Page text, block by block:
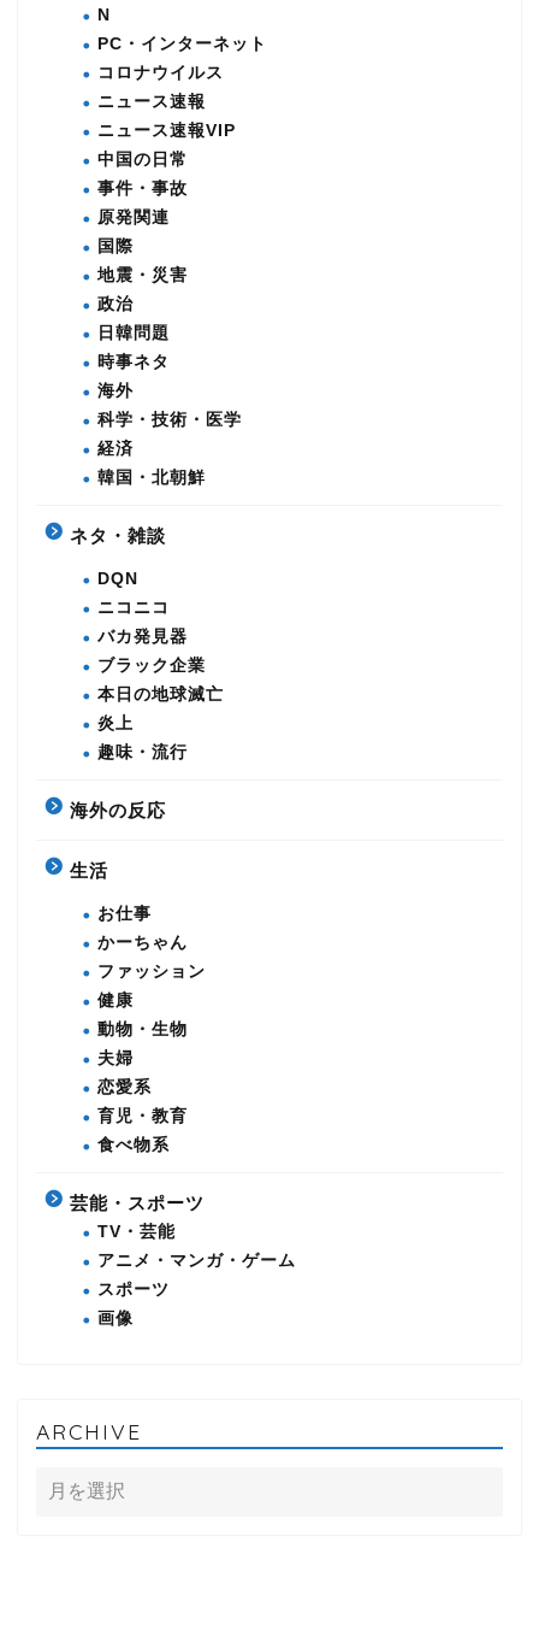
N
PC・インターネット
コロナウイルス
ニュース速報
ニュース速報VIP
中国の日常
事件・事故
原発関連
国際
地震・災害
政治
日韓問題
時事ネタ
海外
科学・技術・医学
経済
韓国・北朝鮮
ネタ・雑談
DQN
ニコニコ
バカ発見器
ブラック企業
本日の地球滅亡
炎上
趣味・流行
海外の反応
生活
お仕事
かーちゃん
ファッション
健康
動物・生物
夫婦
恋愛系
育児・教育
食べ物系
芸能・スポーツ
TV・芸能
アニメ・マンガ・ゲーム
スポーツ
画像
ARCHIVE